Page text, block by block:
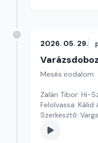
2026. 05. 29.
Varázsdoboz
Mesés irodalom
Zalán Tibor: Hi-
Felolvassa:
Szerkesztő: